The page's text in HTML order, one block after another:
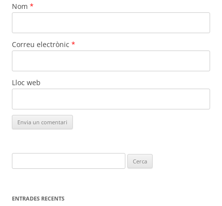
Nom *
Correu electrònic *
Lloc web
ENTRADES RECENTS